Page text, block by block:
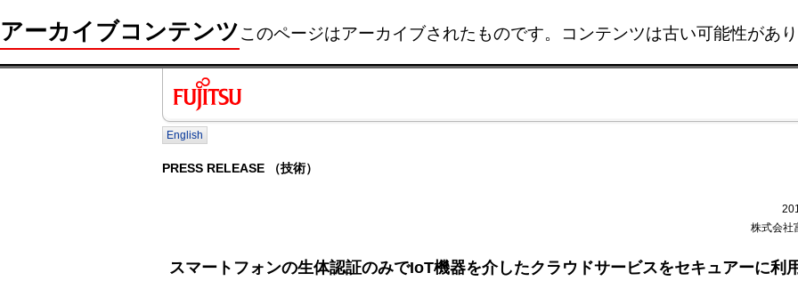
アーカイブコンテンツこのページはアーカイブされたものです。コンテンツは古い可能性があり
English
PRESS RELEASE （技術）
株式会社
スマートフォンの生体認証のみでIoT機器を介したクラウドサービスをセキュアーに利